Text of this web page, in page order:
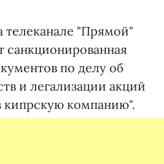
телеканале "Прямой"
санкционированная
по делу об
и легализации акций
кипрскую компанию".